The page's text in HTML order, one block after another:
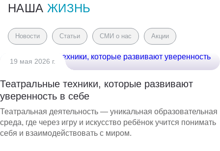
НАША ЖИЗНЬ
Новости Статьи СМИ о нас Акции
19 мая 2026 г.
Театральные техники, которые развивают
уверенность в себе
Театральная деятельность — уникальная образовательная
среда, где через игру и искусство ребёнок учится понимать
себя и взаимодействовать с миром.